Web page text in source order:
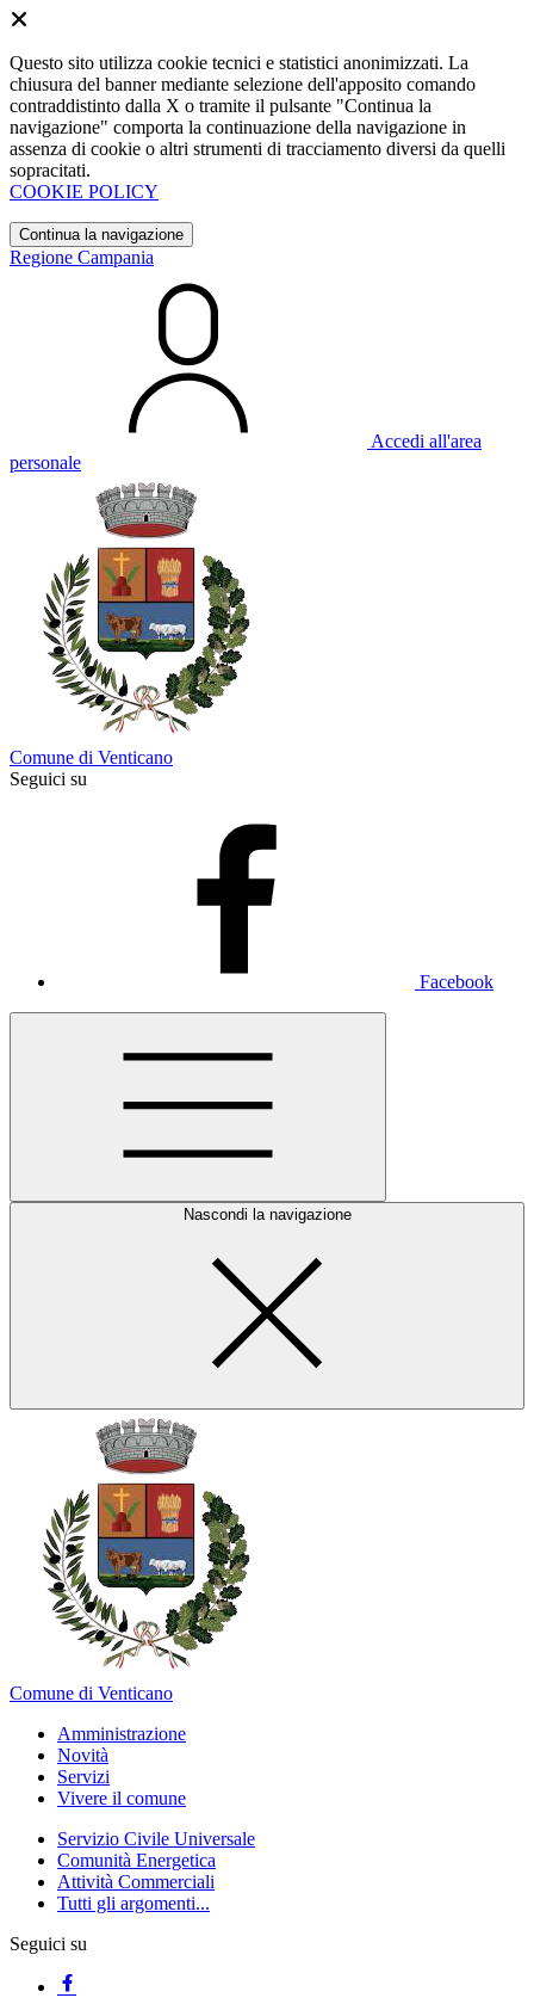
Questo sito utilizza cookie tecnici e statistici anonimizzati. La
chiusura del banner mediante selezione dell'apposito comando
contraddistinto dalla X o tramite il pulsante "Continua la
navigazione" comporta la continuazione della navigazione in
assenza di cookie o altri strumenti di tracciamento diversi da quelli
sopracitati.
COOKIE POLICY
Continua la navigazione
Regione Campania
Accedi all'area
personale
Comune di Venticano
Seguici su
Facebook
Nascondi la navigazione
Comune di Venticano
Amministrazione
Novità
Servizi
Vivere il comune
Servizio Civile Universale
Comunità Energetica
Attività Commerciali
Tutti gli argomenti...
Seguici su